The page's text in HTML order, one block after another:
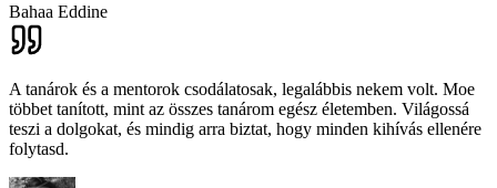
Bahaa Eddine
A tanárok és a mentorok csodálatosak, legalábbis nekem volt. Moe
többet tanított, mint az összes tanárom egész életemben. Világossá
teszi a dolgokat, és mindig arra biztat, hogy minden kihívás ellenére
folytasd.